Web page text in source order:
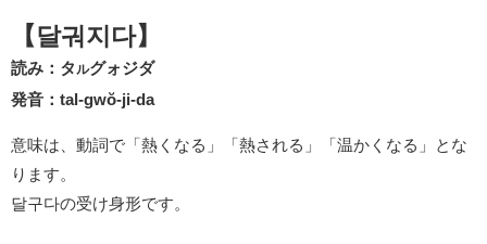
【달궈지다】
読み：タ ルグォジダ
発音：tal-gwŏ-ji-da
意味は、動詞で「熱くなる」「熱される」「温かくなる」とな
ります。
달구다の受け身形です。